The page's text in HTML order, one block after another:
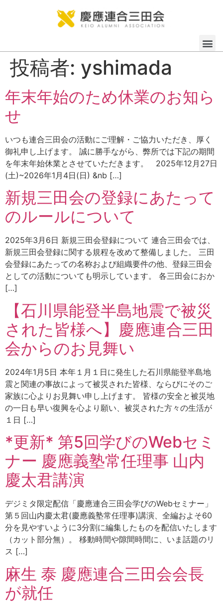
投稿者: yshimada
年末年始のため休業のお知ら
せ
いつも連合三田会の活動にご理解・ご協力いただき、厚く
御礼申し上げます。 誠に勝手ながら、弊所では下記の期間
を年末年始休業とさせていただきます。 2025年12月27日
(土)~2026年1月4日(日) &nb […]
新規三田会の登録にあたって
のルールについて
2025年3月6日 新規三田会登録について 連合三田会では、
新規三田会登録に関する規程を改めて整備しました。 三田
会登録にあたっての名称および組織要件の他、登録三田会
としての活動についても明示しています。 各三田会におか
[…]
【石川県能登半島地震で被災
された皆様へ】慶應連合三田
会からのお見舞い
2024年1月5日 本年１月１日に発生した石川県能登半島地
震と関連の事故によって被災された皆様、ならびにそのご
家族に心よりお見舞い申し上げます。 皆様の安全と被災地
の一日も早い復興を心より願い、被災された方々の生活が
１日 […]
*更新* 第5回学びのWebセミ
ナー 慶應義塾常任理事 山内
慶太君講演
デジミタ限定配信「慶應連合三田会学びのWebセミナー」
第５回山内慶太君(慶應義塾常任理事)講演、全編およそ60
分を見やすいように3分割に編集したものを配信いたします
（カット部分無）。 移動時間や隙間時間に、いま話題のリ
ス […]
麻生 泰 慶應連合三田会会長
が就任